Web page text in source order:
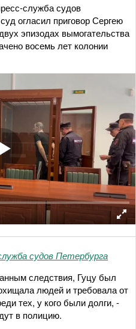
служба судов
огласил приговор Сергею
эпизодах вымогательства
восемь лет колонии
судов Петербурга
следствия, Гуцу был
людей и требовала от
тех, у кого были долги, -
в полицию.